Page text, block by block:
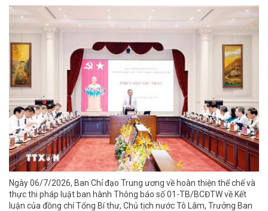
Ngày 06/7/2026, Ban Chỉ đạo Trung ương về hoàn thiện thể chế và
thực thi pháp luật ban hành Thông báo số 01-TB/BCĐTW về Kết
luận của đồng chí Tổng Bí thư, Chủ tịch nước Tô Lâm, Trưởng Ban